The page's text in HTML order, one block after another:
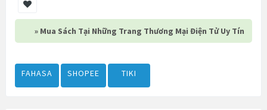
» Mua Sách Tại Những Trang Thương Mại Điện Tử Uy Tín
FAHASA SHOPEE TIKI